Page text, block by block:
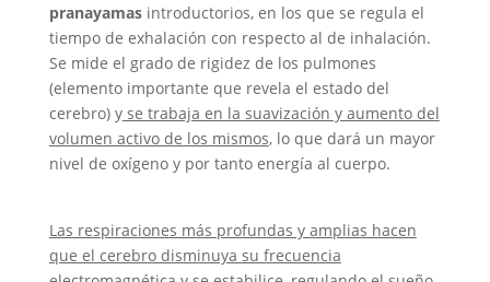
pranayamasintroductorios, en los que se regula el
tiempo de exhalación con respecto al de inhalación.
Se mide el grado de rigidez de los pulmones
(elemento importante que revela el estado del
cerebro) yse trabaja en la suavización y aumento del
volumen activo de los mismos, lo que dará un mayor
nivel de oxígeno y por tanto energía al cuerpo.
Las respiraciones más profundas y amplias hacen
que el cerebro disminuya su frecuencia